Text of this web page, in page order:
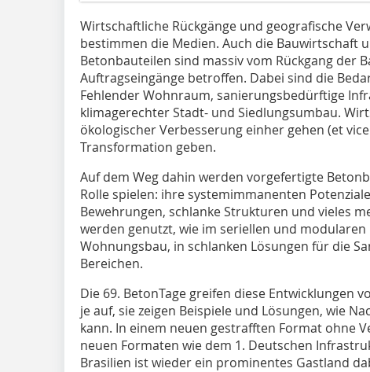
Wirtschaftliche Rückgänge und geografische
bestimmen die Medien. Auch die Bauwirtschaft
Betonbauteilen sind massiv vom Rückgang der
Auftragseingänge betroffen. Dabei sind die
Fehlender Wohnraum, sanierungsbedürftige
klimagerechter Stadt- und Siedlungsumbau.
ökologischer Verbesserung einher gehen (et
Transformation geben.
Auf dem Weg dahin werden vorgefertigte
Rolle spielen: ihre systemimmanenten
Bewehrungen, schlanke Strukturen und vieles
werden genutzt, wie im seriellen und
Wohnungsbau, in schlanken Lösungen für die
Bereichen.
Die 69. BetonTage greifen diese Entwicklungen
je auf, sie zeigen Beispiele und Lösungen, wie
kann. In einem neuen gestrafften Format ohne
neuen Formaten wie dem 1. Deutschen
Brasilien ist wieder ein prominentes Gastland